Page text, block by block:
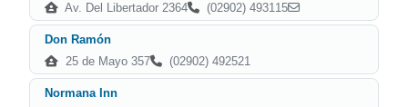
Av. Del Libertador 2364
(02902) 493115
Don Ramón
25 de Mayo 357
(02902) 492521
Normana Inn